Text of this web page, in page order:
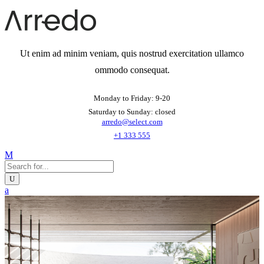
Ut enim ad minim veniam, quis nostrud exercitation ullamco
ommodo consequat.
Monday to Friday: 9-20
Saturday to Sunday: closed
arredo@select.com
+1 333 555
HOME
COLEÇÃO
COLEÇÃO LÉXICO